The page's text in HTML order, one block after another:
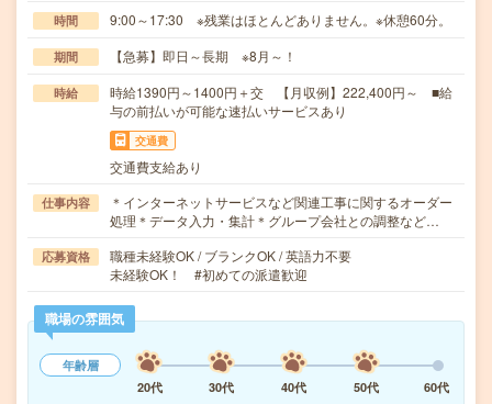
時間 9:00～17:30 ※残業はほとんどありません。※休憩60分。
期間 【急募】即日～長期 ※8月～！
時給
時給1390円～1400円＋交 【月収例】222,400円～ ■給
与の前払いが可能な速払いサービスあり
交通費
交通費支給あり
仕事内容
＊インターネットサービスなど関連工事に関するオーダー
処理＊データ入力・集計＊グループ会社との調整など…
応募資格
職種未経験OK / ブランクOK / 英語力不要
未経験OK！ #初めての派遣歓迎
職場の雰囲気
年齢層
20代
30代 40代 50代
60代